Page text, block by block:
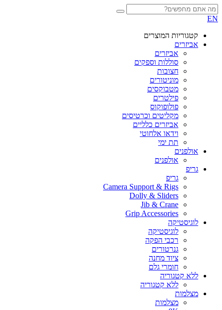
EN
קטגוריות המוצרים
אביזרים
אביזרים
סוללות וספקים
חצובות
מוניטורים
מטבוקסים
פילטרים
פולופוקוס
מקליטים וכרטיסים
אביזרים כלליים
וידאו אלחוטי
תת ימי
אולפנים
אולפנים
גריפ
גריפ
Camera Support & Rigs
Dolly & Sliders
Jib & Crane
Grip Accessories
לוגיסטיקה
לוגיסטיקה
רכבי הפקה
גנרטורים
ציוד מחנה
חומרי גלם
ללא קטגוריה
ללא קטגוריה
מצלמות
מצלמות